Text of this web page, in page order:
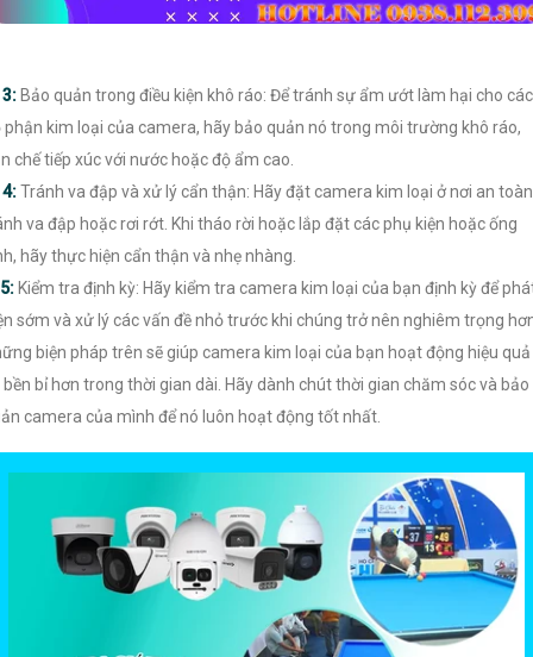
3:Bảo quản trong điều kiện khô ráo: Để tránh sự ẩm ướt làm hại cho các
phận kim loại của camera, hãy bảo quản nó trong môi trường khô ráo,
chế tiếp xúc với nước hoặc độ ẩm cao.
4:Tránh va đập và xử lý cẩn thận: Hãy đặt camera kim loại ở nơi an
va đập hoặc rơi rớt. Khi tháo rời hoặc lắp đặt các phụ kiện hoặc ống
hãy thực hiện cẩn thận và nhẹ nhàng.
5:Kiểm tra định kỳ: Hãy kiểm tra camera kim loại của bạn định kỳ để
sớm và xử lý các vấn đề nhỏ trước khi chúng trở nên nghiêm trọng
biện pháp trên sẽ giúp camera kim loại của bạn hoạt động hiệu quả
bền bỉ hơn trong thời gian dài. Hãy dành chút thời gian chăm sóc và bảo
camera của mình để nó luôn hoạt động tốt nhất.